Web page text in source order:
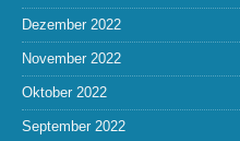
Dezember 2022
November 2022
Oktober 2022
September 2022